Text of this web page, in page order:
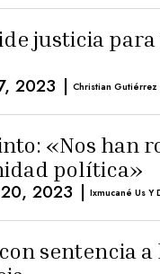
justicia
2023 | Christian Gutiérrez
«Nos han
política»
2023 | Ixmucané Us Y
sentencia a